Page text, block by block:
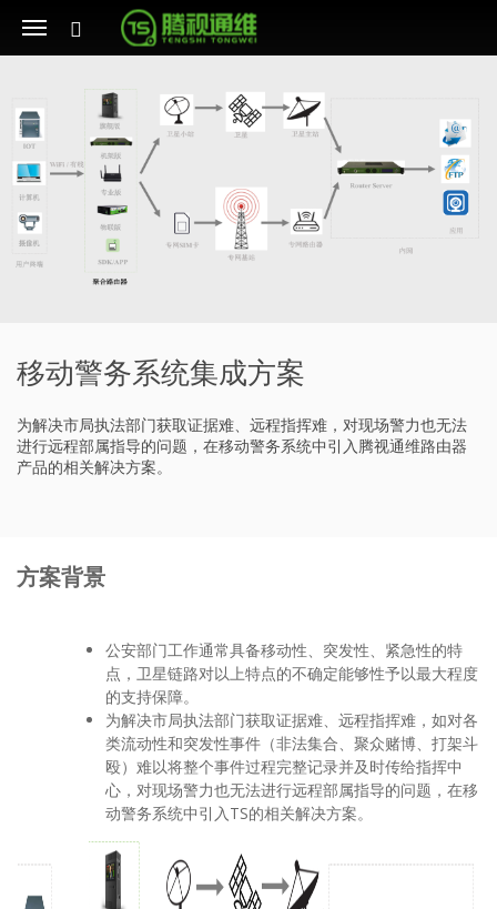
移动警务系统集成方案
为解决市局执法部门获取证据难、远程指挥难，对现场警力也无法
进行远程部属指导的问题，在移动警务系统中引入腾视通维路由器
产品的相关解决方案。
方案背景
公安部门工作通常具备移动性、突发性、紧急性的特
点，卫星链路对以上特点的不确定能够性予以最大程度
的支持保障。
为解决市局执法部门获取证据难、远程指挥难，如对各
类流动性和突发性事件（非法集合、聚众赌博、打架斗
殴）难以将整个事件过程完整记录并及时传给指挥中
心，对现场警力也无法进行远程部属指导的问题，在移
动警务系统中引入TS的相关解决方案。